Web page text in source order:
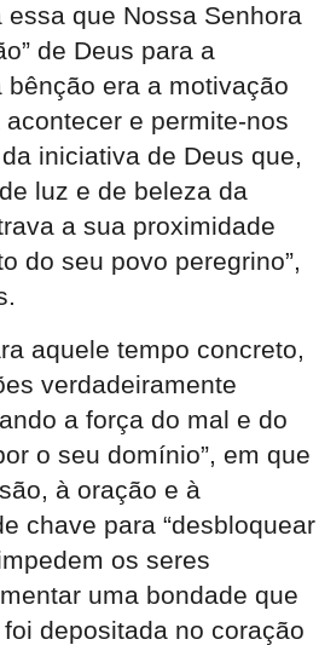
que Nossa Senhora
de Deus para a
bênção era a motivação
e permite-nos
iniciativa de Deus que,
luz e de beleza da
a sua proximidade
do seu povo peregrino”,
aquele tempo concreto,
verdadeiramente
a força do mal e do
o seu domínio”, em que
à oração e à
chave para “desbloquear
os seres
uma bondade que
depositada no coração